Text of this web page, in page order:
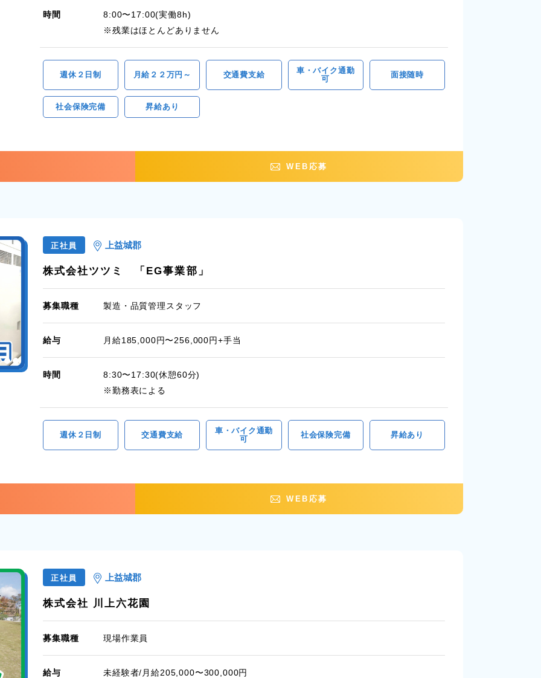
時間
8:00〜17:00(実働8h)
※残業はほとんどありません
週休２日制 月給２２万円～ 交通費支給
車・バイク通勤
可
面接随時
社会保険完備 昇給あり
WEB応募
正社員 上益城郡
株式会社ツツミ 「EG事業部」
募集職種 製造・品質管理スタッフ
給与 月給185,000円〜256,000円+手当
時間
8:30〜17:30(休憩60分)
※勤務表による
週休２日制 交通費支給
車・バイク通勤
可
社会保険完備 昇給あり
WEB応募
正社員 上益城郡
株式会社 川上六花園
募集職種 現場作業員
給与
未経験者/月給205,000〜300,000円